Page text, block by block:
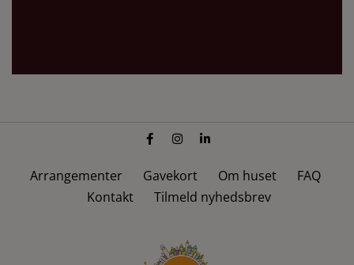
Arrangementer Gavekort Om huset
FAQ
Kontakt
Tilmeld nyhedsbrev